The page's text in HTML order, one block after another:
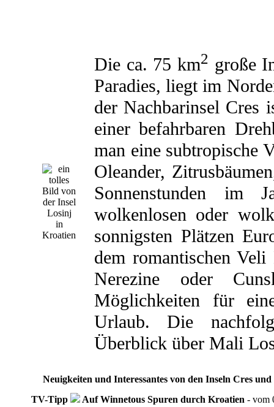
Die ca. 75 km2 große
Paradies, liegt im
der Nachbarinsel Cres
einer befahrbaren
man eine subtropische
Oleander,
Sonnenstunden im
wolkenlosen oder
sonnigsten Plätzen
dem romantischen
Nerezine oder
Möglichkeiten für
Urlaub. Die
Überblick über Mali
Neuigkeiten und Interessantes von den Inseln Cres
TV-Tipp
Auf Winnetous Spuren durch Kroatien - vom